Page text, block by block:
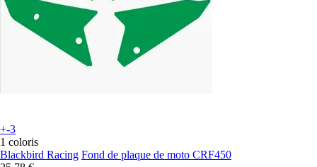
+-3
1 coloris
Blackbird Racing Fond de plaque de moto CRF450